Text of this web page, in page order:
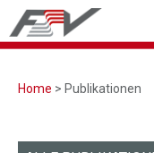
Home > Publikationen